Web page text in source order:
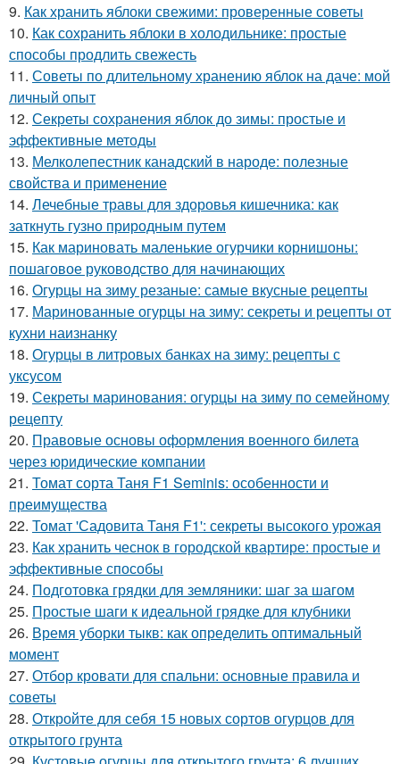
9. Как хранить яблоки свежими: проверенные советы
10. Как сохранить яблоки в холодильнике: простые
способы продлить свежесть
11. Советы по длительному хранению яблок на даче: мой
личный опыт
12. Секреты сохранения яблок до зимы: простые и
эффективные методы
13. Мелколепестник канадский в народе: полезные
свойства и применение
14. Лечебные травы для здоровья кишечника: как
заткнуть гузно природным путем
15. Как мариновать маленькие огурчики корнишоны:
пошаговое руководство для начинающих
16. Огурцы на зиму резаные: самые вкусные рецепты
17. Маринованные огурцы на зиму: секреты и рецепты от
кухни наизнанку
18. Огурцы в литровых банках на зиму: рецепты с
уксусом
19. Секреты маринования: огурцы на зиму по семейному
рецепту
20. Правовые основы оформления военного билета
через юридические компании
21. Томат сорта Таня F1 Seminis: особенности и
преимущества
22. Томат 'Садовита Таня F1': секреты высокого урожая
23. Как хранить чеснок в городской квартире: простые и
эффективные способы
24. Подготовка грядки для земляники: шаг за шагом
25. Простые шаги к идеальной грядке для клубники
26. Время уборки тыкв: как определить оптимальный
момент
27. Отбор кровати для спальни: основные правила и
советы
28. Откройте для себя 15 новых сортов огурцов для
открытого грунта